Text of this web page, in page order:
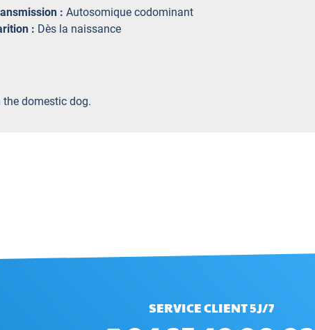
: Autosomique codominant
: Dès la naissance
domestic dog.
SERVICE CLIENT 5J/7